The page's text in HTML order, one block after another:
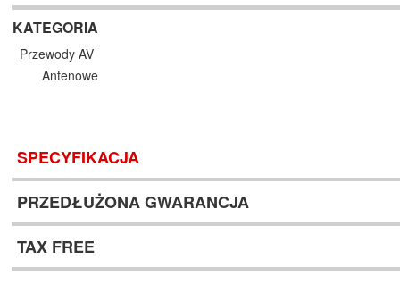
KATEGORIA
Przewody AV
Antenowe
SPECYFIKACJA
PRZEDŁUŻONA GWARANCJA
TAX FREE